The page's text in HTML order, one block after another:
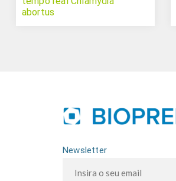
abortus
Newsletter